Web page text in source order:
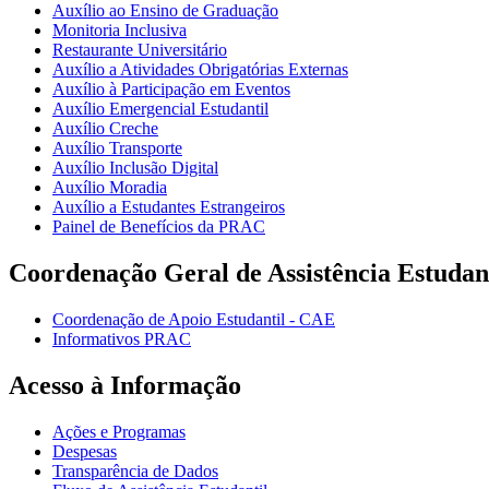
Auxílio ao Ensino de Graduação
Monitoria Inclusiva
Restaurante Universitário
Auxílio a Atividades Obrigatórias Externas
Auxílio à Participação em Eventos
Auxílio Emergencial Estudantil
Auxílio Creche
Auxílio Transporte
Auxílio Inclusão Digital
Auxílio Moradia
Auxílio a Estudantes Estrangeiros
Painel de Benefícios da PRAC
Coordenação Geral de Assistência
Coordenação de Apoio Estudantil - CAE
Informativos PRAC
Acesso à Informação
Ações e Programas
Despesas
Transparência de Dados